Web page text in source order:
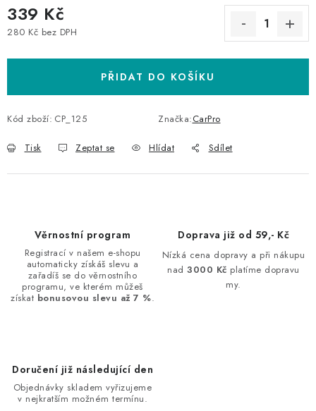
339 Kč
280 Kč bez DPH
PŘIDAT DO KOŠÍKU
Kód zboží: CP_125 Značka:CarPro
Tisk Zeptat se Hlídat Sdílet
Věrnostní program
Registrací v našem e-shopu
automaticky získáš slevu a
zařadíš se do věrnostního
programu, ve kterém můžeš
získat bonusovou slevu až 7 %.
Doprava již od 59,- Kč
Nízká cena dopravy a při nákupu
nad3000 Kč platíme dopravu
my.
Doručení již následující den
Objednávky skladem vyřizujeme
v nejkratším možném termínu.